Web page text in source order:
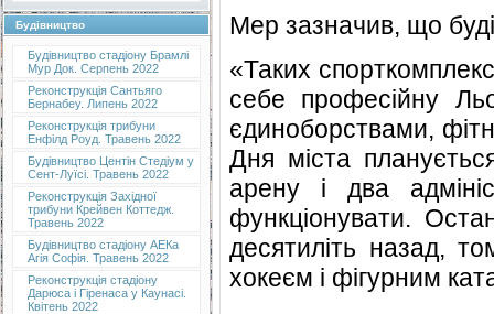
Будівництво
Будівництво стадіону Брамлі
Мур Док. Серпень 2022
Реконструкція Сантьяго
Бернабеу. Липень 2022
Реконструкція трибуни
Енфілд Роуд. Травень 2022
Будівництво Центін Стедіум у
Сент-Луїсі. Травень 2022
Реконструкція Західної
трибуни Крейвен Коттедж.
Травень 2022
Будівництво стадіону АЕКа
Агія Софія. Травень 2022
Реконструкція стадіону
Дарюса і Гіренаса у Каунасі.
Квітень 2022
Мер зазначив, що
«Таких
себе професійну
єдиноборствами,
Дня міста
арену і два
функціонувати.
десятиліть назад,
хокеєм і фігурним